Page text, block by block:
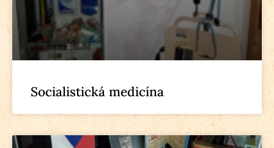
Socialistická medicína